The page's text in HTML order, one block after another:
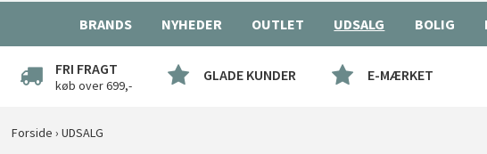
BRANDS NYHEDER OUTLET UDSALG BOLIG
FRI FRAGT
køb over 699,-
GLADE KUNDER E-MÆRKET
Forside ›UDSALG